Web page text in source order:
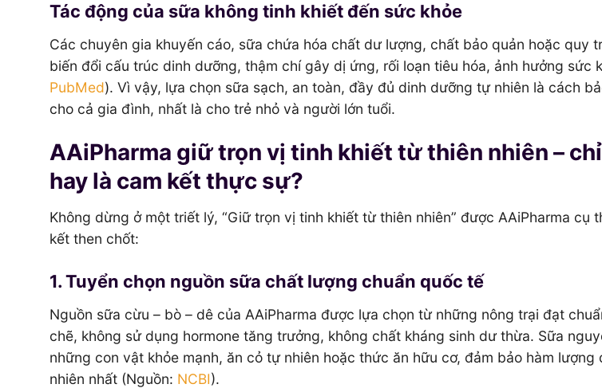
Tác động của sữa không tinh khiết đến sức khỏe
Các chuyên gia khuyến cáo, sữa chứa hóa chất dư lượng, chất bảo quản hoặc quy
biến đổi cấu trúc dinh dưỡng, thậm chí gây dị ứng, rối loạn tiêu hóa, ảnh hưởng sức
PubMed). Vì vậy, lựa chọn sữa sạch, an toàn, đầy đủ dinh dưỡng tự nhiên là cách
cho cả gia đình, nhất là cho trẻ nhỏ và người lớn tuổi.
AAiPharma giữ trọn vị tinh khiết từ thiên nhiên –
hay là cam kết thực sự?
Không dừng ở một triết lý, “Giữ trọn vị tinh khiết từ thiên nhiên” được AAiPharma cụ
kết then chốt:
1. Tuyển chọn nguồn sữa chất lượng chuẩn quốc tế
Nguồn sữa cừu – bò – dê của AAiPharma được lựa chọn từ những nông trại đạt
chẽ, không sử dụng hormone tăng trưởng, không chất kháng sinh dư thừa. Sữa
những con vật khỏe mạnh, ăn cỏ tự nhiên hoặc thức ăn hữu cơ, đảm bảo hàm
nhiên nhất (Nguồn: NCBI).